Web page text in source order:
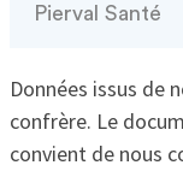
Pierval Santé
Données issus de
confrère. Le
convient de nous